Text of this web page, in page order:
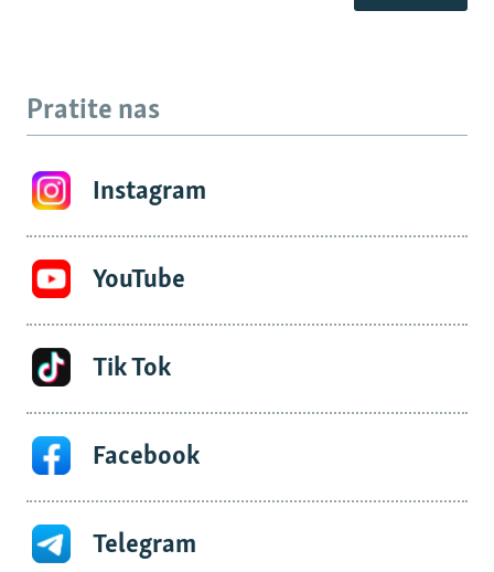
Pratite nas
Instagram
YouTube
Tik Tok
Facebook
Telegram